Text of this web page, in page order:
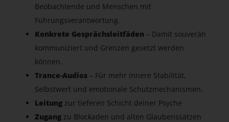
Beobachtende und Menschen mit
Führungsverantwortung.
Konkrete Gesprächsleitfäden – Damit souverän
kommuniziert und Grenzen gesetzt werden
können.
Trance-Audios – Für mehr innere Stabilität,
Selbstwert und emotionale Schutzmechanismen.
Leitung zur tieferen Schicht deiner Psyche
Zugang zu Blockaden und alten Glaubenssätzen